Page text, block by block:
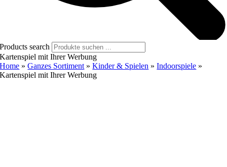
Products search
Kartenspiel mit Ihrer Werbung
Home »Ganzes Sortiment »Kinder & Spielen »Indoorspiele »
Kartenspiel mit Ihrer Werbung